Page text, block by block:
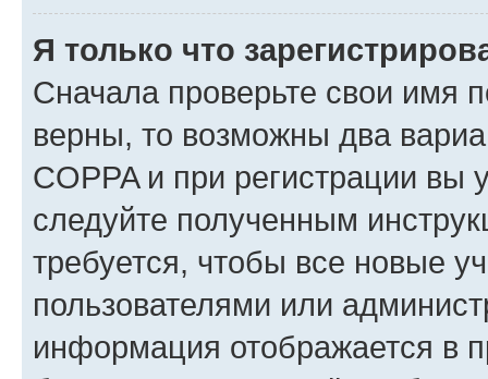
Я только что
Сначала проверьте свои имя
верны, то возможны два
COPPA и при регистрации вы
следуйте полученным
требуется, чтобы все новые
пользователями или
информация отображается в